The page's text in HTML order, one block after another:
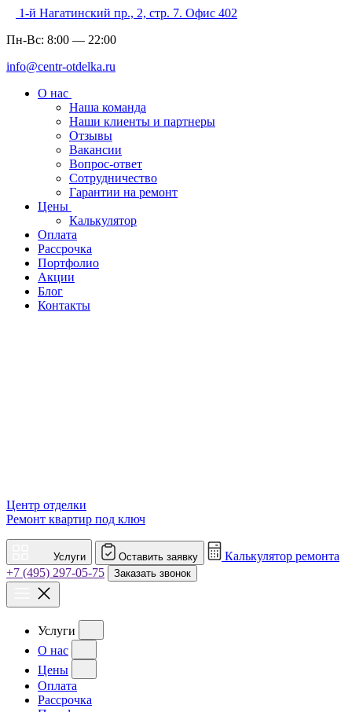
1-й Нагатинский пр., 2, стр. 7. Офис 402
Пн-Вс: 8:00 — 22:00
info@centr-otdelka.ru
О нас
Наша команда
Наши клиенты и партнеры
Отзывы
Вакансии
Вопрос-ответ
Сотрудничество
Гарантии на ремонт
Цены
Калькулятор
Оплата
Рассрочка
Портфолио
Акции
Блог
Контакты
Центр отделки
Ремонт квартир под ключ
Услуги Оставить заявку
Калькулятор ремонта
+7 (495) 297-05-75
Заказать звонок
Услуги
О нас
Цены
Оплата
Рассрочка